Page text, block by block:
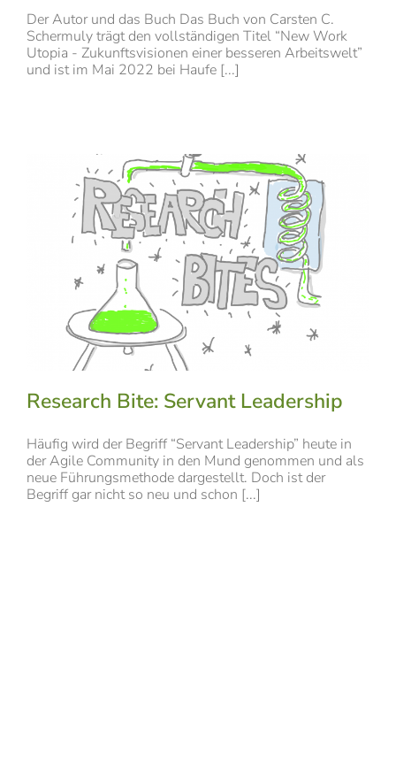
Der Autor und das Buch Das Buch von Carsten C.
Schermuly trägt den vollständigen Titel “New Work
Utopia - Zukunftsvisionen einer besseren Arbeitswelt”
und ist im Mai 2022 bei Haufe [...]
Research Bite: Servant Leadership
Häufig wird der Begriff “Servant Leadership” heute in
der Agile Community in den Mund genommen und als
neue Führungsmethode dargestellt. Doch ist der
Begriff gar nicht so neu und schon [...]